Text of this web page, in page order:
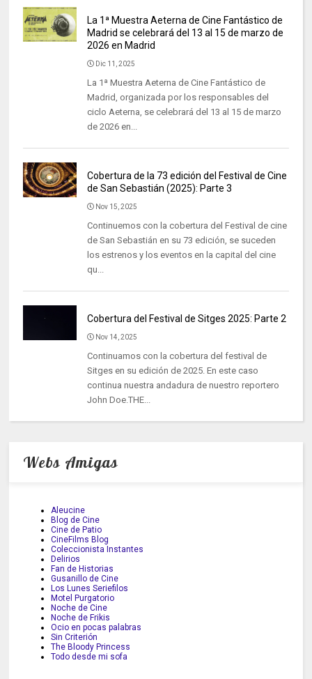
La 1ª Muestra Aeterna de Cine Fantástico de
Madrid se celebrará del 13 al 15 de marzo de
2026 en Madrid
Dic 11, 2025
La 1ª Muestra Aeterna de Cine Fantástico de
Madrid, organizada por los responsables del
ciclo Aeterna, se celebrará del 13 al 15 de marzo
de 2026 en...
Cobertura de la 73 edición del Festival de Cine
de San Sebastián (2025): Parte 3
Nov 15, 2025
Continuemos con la cobertura del Festival de cine
de San Sebastián en su 73 edición, se suceden
los estrenos y los eventos en la capital del cine
qu...
Cobertura del Festival de Sitges 2025: Parte 2
Nov 14, 2025
Continuamos con la cobertura del festival de
Sitges en su edición de 2025. En este caso
continua nuestra andadura de nuestro reportero
John Doe.THE...
Webs Amigas
Aleucine
Blog de Cine
Cine de Patio
CineFilms Blog
Coleccionista Instantes
Delirios
Fan de Historias
Gusanillo de Cine
Los Lunes Seriefilos
Motel Purgatorio
Noche de Cine
Noche de Frikis
Ocio en pocas palabras
Sin Criterión
The Bloody Princess
Todo desde mi sofa